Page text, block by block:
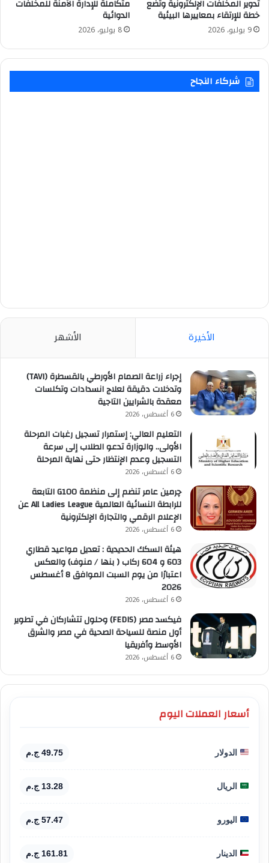
تدوير المخلفات الإلكترونية وتضع
خطة للإرتقاء بمعاييرها البيئية
9 يوليو، 2026
متكاملة للإدارة الآمنة للمخلفات
الدوائية
8 يوليو، 2026
شركاء النجاح
الأخيرة الأشهر
إجراء زراعة الصمام الأورطي بالقسطرة (TAVI)
وتدخلات دقيقة لعلاج انسدادات وتكلسات
معقدة بالشرايين التاجية
6 أغسطس، 2026
التعليم العالي: إستمرار تسجيل رغبات المرحلة
الأولى.. والوزارة تدعو الطلاب إلى سرعة
التسجيل وعدم الإنتظار حتى نهاية المرحلة
6 أغسطس، 2026
چرمين عامر تنضم إلى منظمة G100 التابعة
للرابطة النسائية العالمية All Ladies League عن
الإعلام الرقمي والتجارة الإلكترونية
6 أغسطس، 2026
هيئة السكك الحديدية : تعديل مواعيد قطاري
603 و 604 ركاب ( بنها / منوف) والعكس
اعتبارًا من يوم السبت الموافق 8 أغسطس
2026
6 أغسطس، 2026
فيكسد مصر (FEDIS) وحلول تتشاركان في تطوير
أول منصة للسياحة الصحية في مصر والشرق
الأوسط وأفريقيا
6 أغسطس، 2026
أسعار العملات اليوم
الدولار 49.75 ج.م
الريال 13.28 ج.م
اليورو 57.47 ج.م
الدينار 161.81 ج.م